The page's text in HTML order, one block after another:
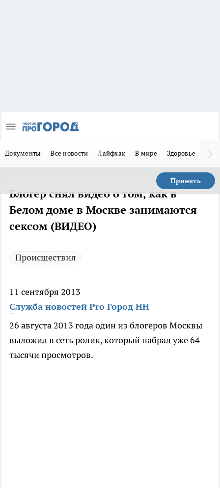
Документы Все новости Лайфхак В мире Здоровье
Принять
Блогер снял видео о том, как в
Белом доме в Москве занимаются
сексом (ВИДЕО)
Происшествия
11 сентября 2013
Служба новостей Pro Город НН
26 августа 2013 года один из блогеров Москвы
выложил в сеть ролик, который набрал уже 64
тысячи просмотров.